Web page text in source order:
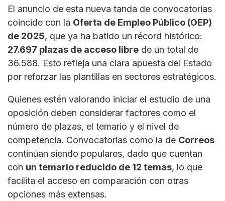
El anuncio de esta nueva tanda de convocatorias
coincide con la Oferta de Empleo Público (OEP)
de 2025, que ya ha batido un récord histórico:
27.697 plazas de acceso libre de un total de
36.588. Esto refleja una clara apuesta del Estado
por reforzar las plantillas en sectores estratégicos.
Quienes estén valorando iniciar el estudio de una
oposición deben considerar factores como el
número de plazas, el temario y el nivel de
competencia. Convocatorias como la de Correos
continúan siendo populares, dado que cuentan
con un temario reducido de 12 temas, lo que
facilita el acceso en comparación con otras
opciones más extensas.